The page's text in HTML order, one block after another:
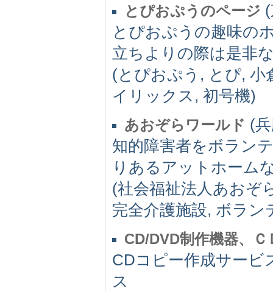
とぴおぷうのページ
とぴおぷうの趣味の
立ちよりの際は是非
(とぴおぷう, とぴ, 小
イリックス, 初号機)
あおぞらワールド (
知的障害者をボラン
りあるアットホーム
(社会福祉法人あおぞ
完全介護施設, ボラ
CD/DVD制作機器、
CDコピー作成サービ
ス